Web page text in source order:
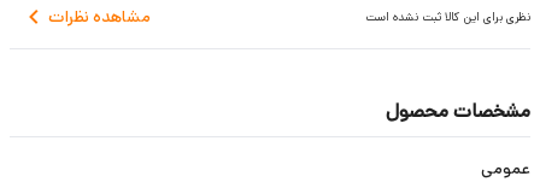
دارای استاندارد مقاومتی IP67
مشاهده نظرات نظری برای این کالا ثبت نشده است
مشخصات محصول
عمومی